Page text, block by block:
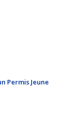
Permis Jeune